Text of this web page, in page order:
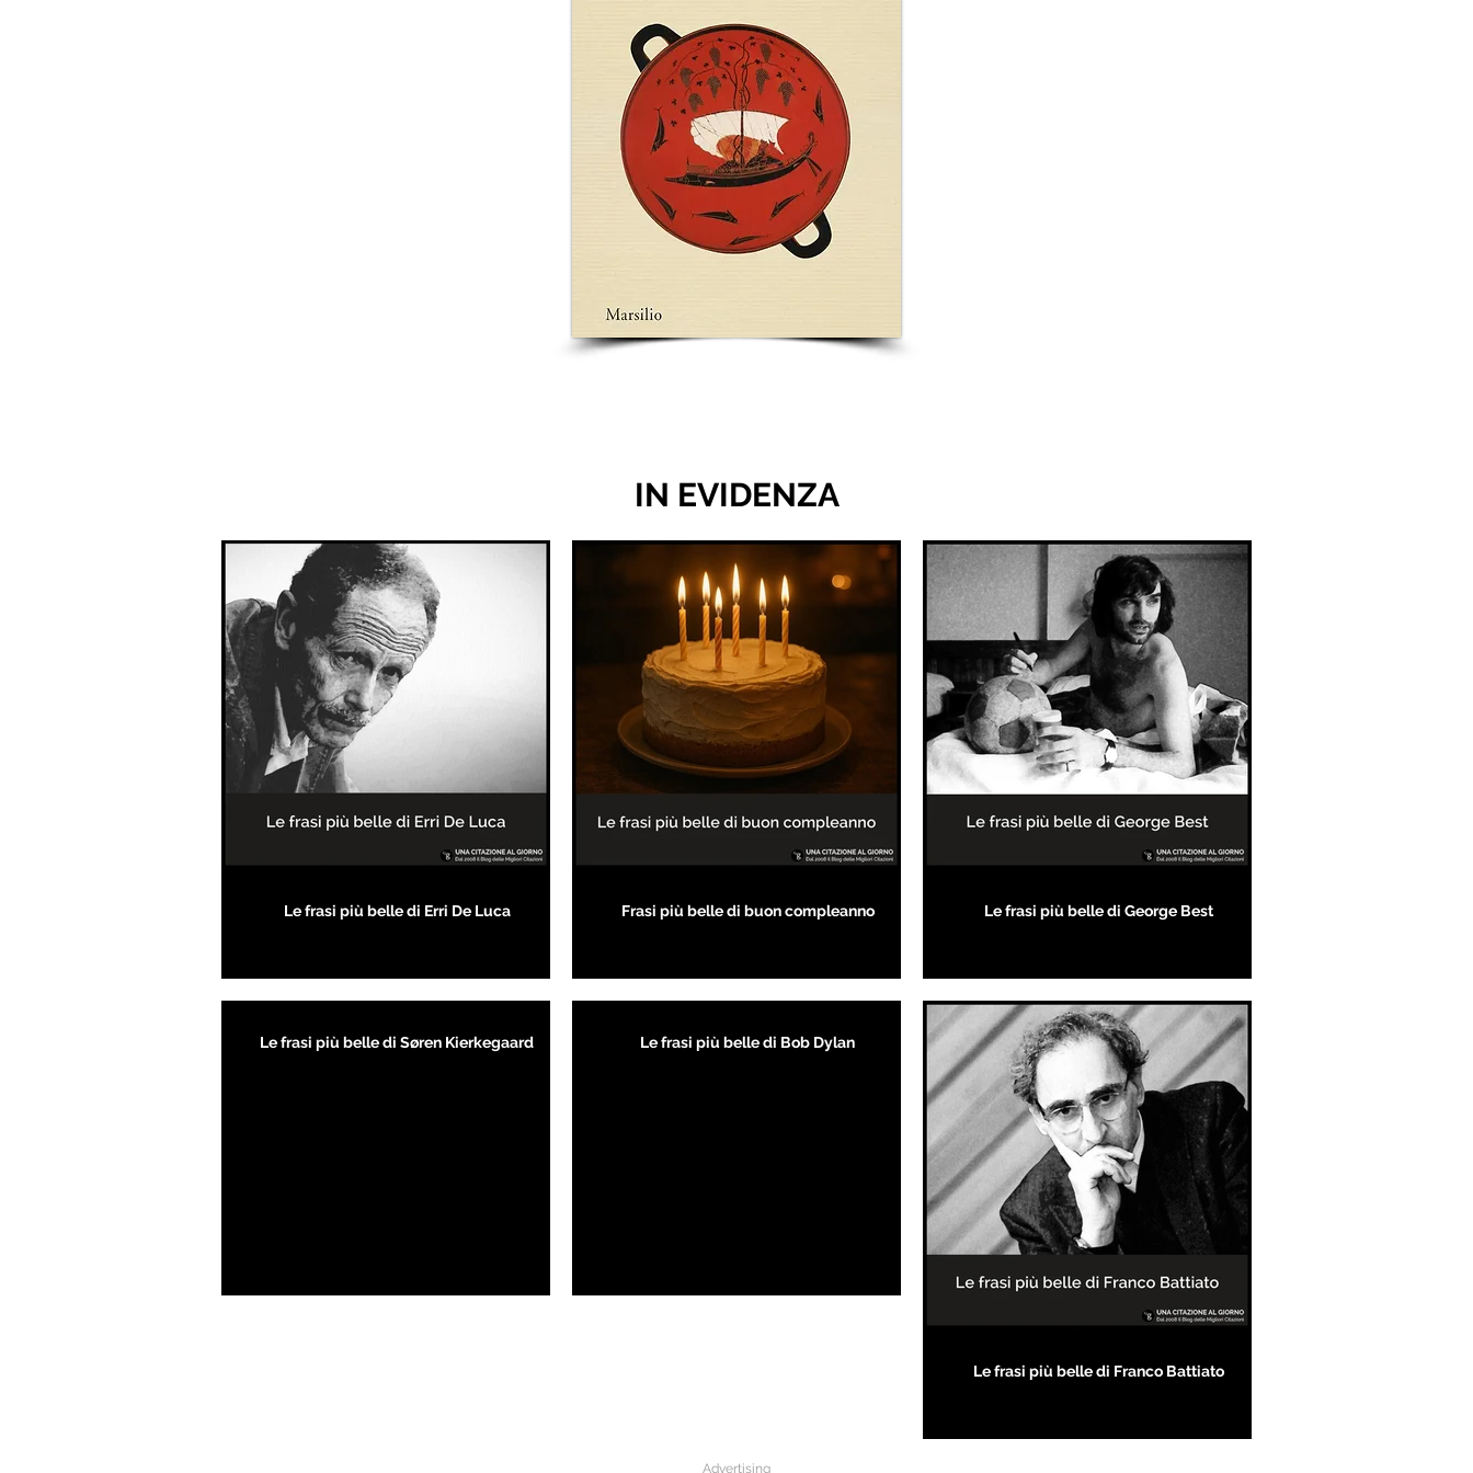
IN EVIDENZA
Le frasi più belle di Erri De Luca Frasi più belle di buon compleanno Le frasi più belle di George Best
Le frasi più belle di Søren Kierkegaard Le frasi più belle di Bob Dylan
Le frasi più belle di Franco Battiato
Advertising